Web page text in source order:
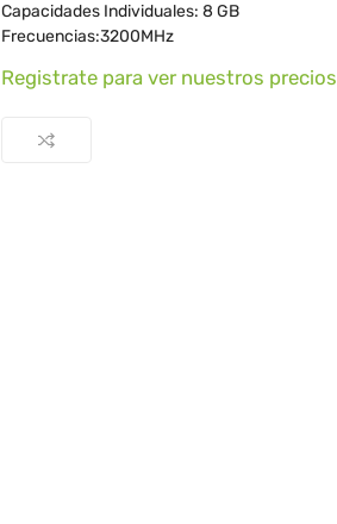
Capacidades Individuales: 8 GB
Frecuencias:3200MHz
Registrate para ver nuestros precios